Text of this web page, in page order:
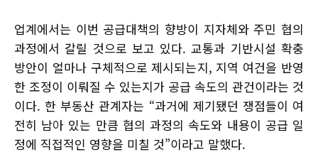
업계에서는 이번 공급대책의 향방이 지자체와 주민 협의
과정에서 갈릴 것으로 보고 있다. 교통과 기반시설 확충
방안이 얼마나 구체적으로 제시되는지, 지역 여건을 반영
한 조정이 이뤄질 수 있는지가 공급 속도의 관건이라는 것
이다. 한 부동산 관계자는 “과거에 제기됐던 쟁점들이 여
전히 남아 있는 만큼 협의 과정의 속도와 내용이 공급 일
정에 직접적인 영향을 미칠 것”이라고 말했다.